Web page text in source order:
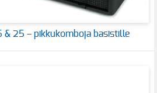
& 25 – pikkukomboja basistille